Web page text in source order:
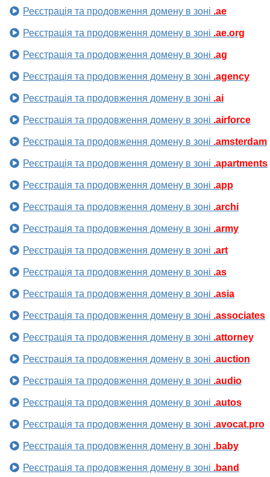
Реєстрація та продовження домену в зоні .ae
Реєстрація та продовження домену в зоні .ae.org
Реєстрація та продовження домену в зоні .ag
Реєстрація та продовження домену в зоні .agency
Реєстрація та продовження домену в зоні .ai
Реєстрація та продовження домену в зоні .airforce
Реєстрація та продовження домену в зоні .amsterdam
Реєстрація та продовження домену в зоні .apartments
Реєстрація та продовження домену в зоні .app
Реєстрація та продовження домену в зоні .archi
Реєстрація та продовження домену в зоні .army
Реєстрація та продовження домену в зоні .art
Реєстрація та продовження домену в зоні .as
Реєстрація та продовження домену в зоні .asia
Реєстрація та продовження домену в зоні .associates
Реєстрація та продовження домену в зоні .attorney
Реєстрація та продовження домену в зоні .auction
Реєстрація та продовження домену в зоні .audio
Реєстрація та продовження домену в зоні .autos
Реєстрація та продовження домену в зоні .avocat.pro
Реєстрація та продовження домену в зоні .baby
Реєстрація та продовження домену в зоні .band